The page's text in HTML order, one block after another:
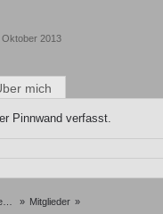
Oktober 2013
mich
Pinnwand verfasst.
» Mitglieder »